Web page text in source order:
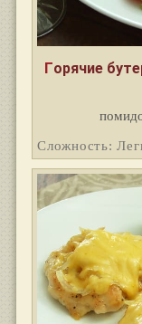
Горячие бутерброды с фаршем (болгарская
Сложность: